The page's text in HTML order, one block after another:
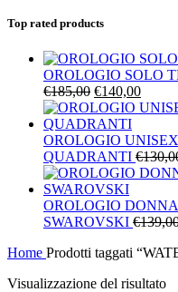
Top rated products
OROLOGIO SOLO
€185,00 Il
prezzo
originale
era:
€185,00.
€140,00Il
prezzo
è:
OROLOGIO
QUADRANTI €
OROLOGIO
SWAROVSKI €
Home Prodotti taggati
Visualizzazione del risultato